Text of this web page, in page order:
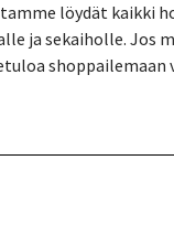
löydät
ja sekaiholle.
shoppailemaan